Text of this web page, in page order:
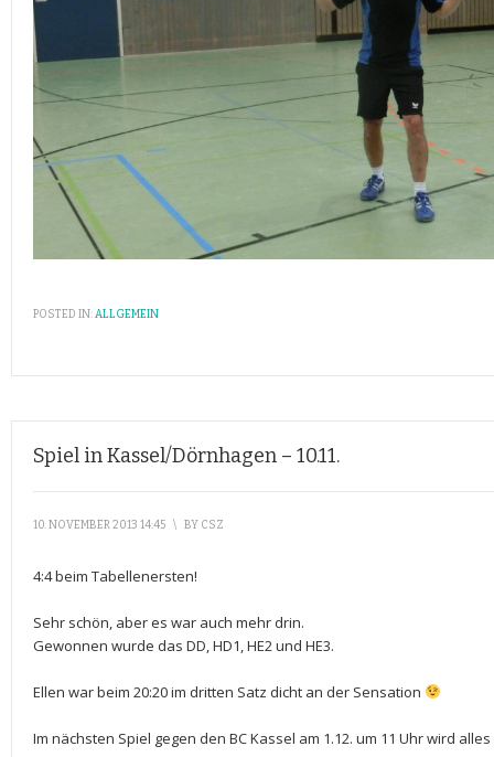
POSTED IN:ALLGEMEIN
Spiel in Kassel/Dörnhagen – 10.11.
10. NOVEMBER 2013 14:45 \ BY CSZ
4:4 beim Tabellenersten!
Sehr schön, aber es war auch mehr drin.
Gewonnen wurde das DD, HD1, HE2 und HE3.
Ellen war beim 20:20 im dritten Satz dicht an der Sensation
Im nächsten Spiel gegen den BC Kassel am 1.12. um 11 Uhr wird